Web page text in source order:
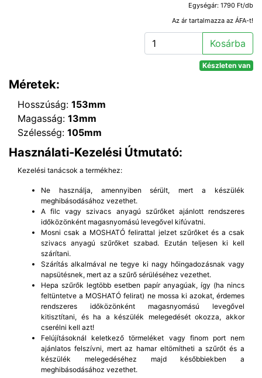
Egységár: 1790 Ft/db
Az ár tartalmazza az ÁFA-t!
Kosárba
Készleten van
Méretek:
Hosszúság: 153mm
Magasság: 13mm
Szélesség: 105mm
Használati-Kezelési Útmutató:
Kezelési tanácsok a termékhez:
Ne használja, amennyiben sérült, mert a készülék
meghibásodásához vezethet.
A filc vagy szivacs anyagú szűrőket ajánlott rendszeres
időközönként magasnyomású levegővel kifúvatni.
Mosni csak a MOSHATÓ felirattal jelzet szűrőket és a csak
szivacs anyagú szűrőket szabad. Ezután teljesen ki kell
szárítani.
Szárítás alkalmával ne tegye ki nagy hőingadozásnak vagy
napsütésnek, mert az a szűrő sérüléséhez vezethet.
Hepa szűrők legtöbb esetben papír anyagúak, így (ha nincs
feltüntetve a MOSHATÓ felirat) ne mossa ki azokat, érdemes
rendszeres időközönként magasnyomású levegővel
kitisztítani, és ha a készülék melegedését okozza, akkor
cserélni kell azt!
Felújításoknál keletkező törmeléket vagy finom port nem
ajánlatos felszívni, mert az hamar eltömítheti a szűrőt és a
készülék melegedéséhez majd későbbiekben a
meghibásodásához vezethet.